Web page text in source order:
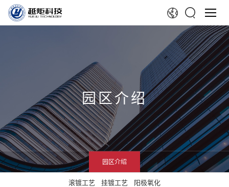
园区介绍
园区介绍
滚镀工艺 挂镀工艺 阳极氧化